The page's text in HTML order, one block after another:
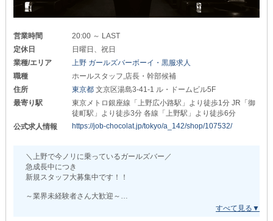
- - - – -－───◆
┌───[ ✦給与体系はこちら ]───┐
月給50万円以上
＊バーテンダー＆ホールスタッフ＊
（正社員）月給：350,000円以上
（アルバイト）時給：1,500円以上
└────────────────┘
【高額歩合】がつくシステムです◎
1人ひとりの頑張りを見落とさず
誠実に給与で還元するため
「前職では頑張っても報われなかった」
という方もご安心ください。
営業時間
20:00 ～ LAST
定休日
日曜日、祝日
業種/エリア
上野 ガールズバーボーイ・黒服求人
職種
ホールスタッフ,店長・幹部候補
住所
東京都文京区湯島3-41-1 ル・ドームビル5F
最寄り駅
東京メトロ銀座線「上野広小路駅」より徒歩1分 JR「御
徒町駅」より徒歩3分 各線「上野駅」より徒歩6分
公式求人情報
https://job-chocolat.jp/tokyo/a_142/shop/107532/
＼上野で今ノリに乗っているガールズバー／
急成長中につき
新規スタッフ大募集中です！！
～業界未経験者さん大歓迎～